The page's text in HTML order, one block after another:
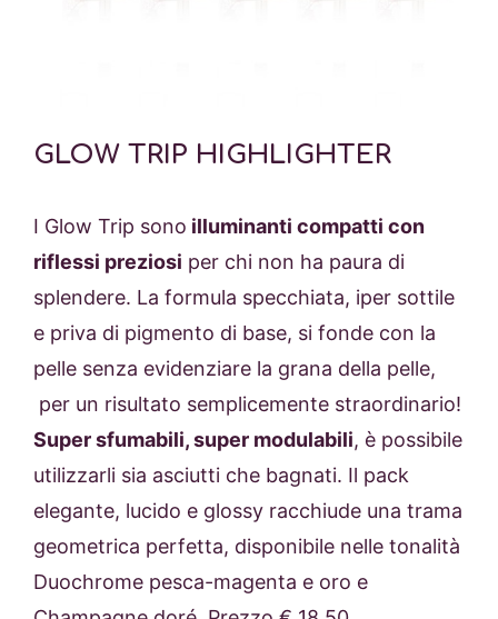
GLOW TRIP HIGHLIGHTER
I Glow Trip sono illuminanti compatti con
riflessi preziosi per chi non ha paura di
splendere. La formula specchiata, iper sottile
e priva di pigmento di base, si fonde con la
pelle senza evidenziare la grana della pelle,
per un risultato semplicemente straordinario!
Super sfumabili, super modulabili, è possibile
utilizzarli sia asciutti che bagnati. Il pack
elegante, lucido e glossy racchiude una trama
geometrica perfetta, disponibile nelle tonalità
Duochrome pesca-magenta e oro e